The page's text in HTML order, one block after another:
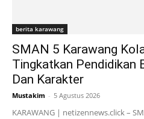
berita karawang
SMAN 5 Karawang
Tingkatkan Pendidikan
Dan Karakter
Mustakim - 5 Agustus 2026
KARAWANG | netizennews.click –